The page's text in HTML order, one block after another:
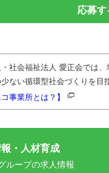
応募す
社会福祉法人 愛正会では
ない循環型社会づくりを目
コ事業所とは？】
・人材育成
ループの求人情報